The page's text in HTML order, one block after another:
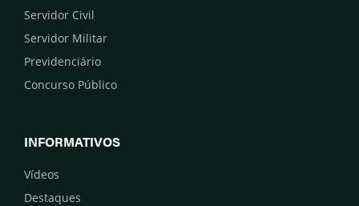
Servidor Civil
Servidor Militar
Previdenciário
Concurso Público
INFORMATIVOS
Vídeos
Destaques